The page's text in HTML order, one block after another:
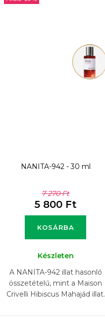
NANITA-942 - 30 ml
7 270 Ft
5 800 Ft
KOSÁRBA
Készleten
A NANITA-942 illat hasonló
összetételű, mint a Maison
Crivelli Hibiscus Mahajád illat.